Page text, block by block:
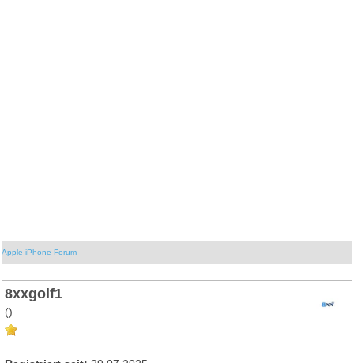
Apple iPhone Forum
8xxgolf1
()